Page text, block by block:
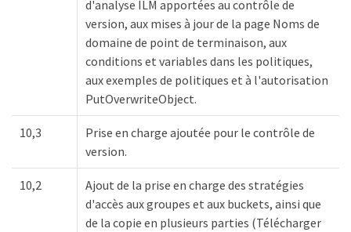
d'analyse ILM apportées au contrôle de
version, aux mises à jour de la page Noms de
domaine de point de terminaison, aux
conditions et variables dans les politiques,
aux exemples de politiques et à l'autorisation
PutOverwriteObject.
10,3
Prise en charge ajoutée pour le contrôle de
version.
10,2
Ajout de la prise en charge des stratégies
d'accès aux groupes et aux buckets, ainsi que
de la copie en plusieurs parties (Télécharger